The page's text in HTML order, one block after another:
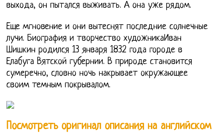
выхода, он пытался выживать. А она уже рядом.
Еще мгновение и они вытеснят последние солнечные
лучи. Биография и творчество художникаИван
Шишкин родился 13 января 1832 года городе в
Елабуга Вятской губернии. В природе становится
сумеречно, словно ночь накрывает окружающее
своим темным покрывалом.
Посмотреть оригинал описания на английском